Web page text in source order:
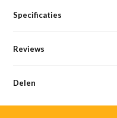
Specificaties
Reviews
Delen